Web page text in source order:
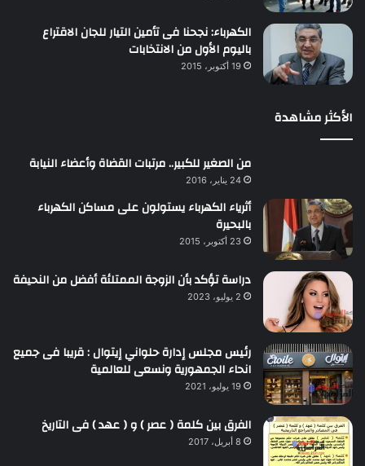
الكهرباء: نجحنا فى تأمين التيار للجان الاقتراع
باليوم الأول من الانتخابات
19 أكتوبر، 2015
الأكثر مشاهدة
من الصغير للكبير.. مرتبات القضاة وأعضاء النيابة
24 يناير، 2016
أثرياء الكهرباء يستولون على مساكن الكهرباء
بالبحيرة
23 أكتوبر، 2015
دراسة تؤكد بأن الزوجة الممتلئة أفضل من النحيفة
2 يوليو، 2023
رئيس مجلس إدارة حلواني إيتوال : قريبا فى جميع
انحاء الجمهورية ونسعى للعالمية
19 يوليو، 2021
الفرق بين كلمة ( عصر ) و ( عهد ) فى التاريخ
8 أبريل، 2017